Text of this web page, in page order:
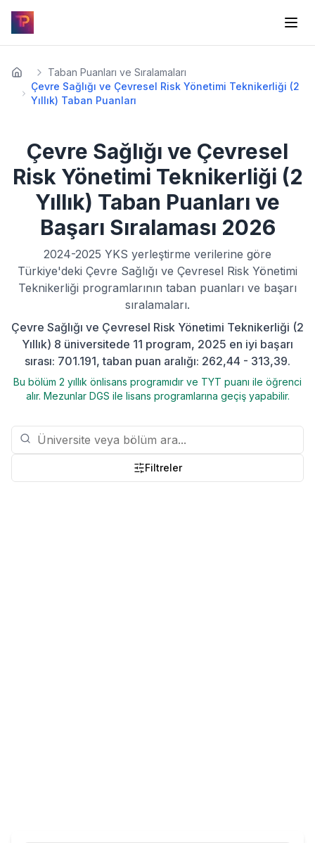
Taban Puanları ve Sıralamaları
Çevre Sağlığı ve Çevresel Risk Yönetimi Teknikerliği (2
Yıllık) Taban Puanları
Çevre Sağlığı ve Çevresel
Risk Yönetimi Teknikerliği (2
Yıllık) Taban Puanları ve
Başarı Sıralaması 2026
2024-2025 YKS yerleştirme verilerine göre
Türkiye'deki Çevre Sağlığı ve Çevresel Risk Yönetimi
Teknikerliği programlarının taban puanları ve başarı
sıralamaları.
Çevre Sağlığı ve Çevresel Risk Yönetimi Teknikerliği (2
Yıllık) 8 üniversitede 11 program, 2025 en iyi başarı
sırası: 701.191, taban puan aralığı: 262,44 - 313,39.
Bu bölüm 2 yıllık önlisans programıdır ve TYT puanı ile öğrenci
alır. Mezunlar DGS ile lisans programlarına geçiş yapabilir.
Filtreler